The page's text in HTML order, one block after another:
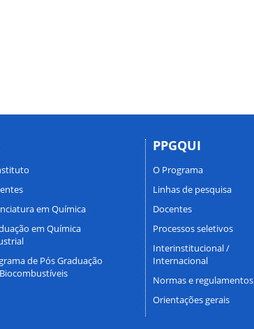
em Química
em Química
de Pós Graduação
PPGQUI
O Programa
Linhas de pesquisa
Docentes
Processos seletivos
Interinstitucional /
Internacional
Normas e regulamentos
Orientações gerais